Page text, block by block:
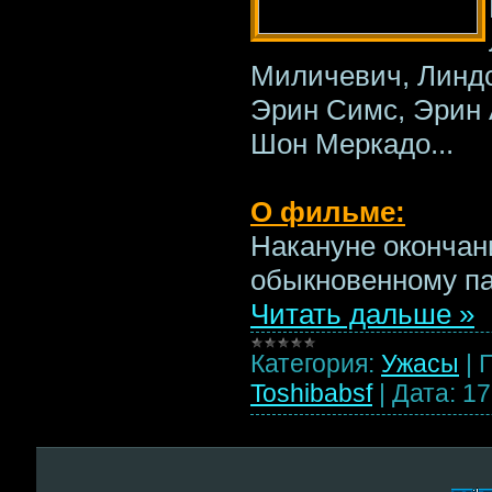
Миличевич,
Эрин Симс, Эрин
Шон Меркадо...
О фильме:
Накануне
обыкновенному
Читать дальше »
Категория: Ужасы |
Toshibabsf | Дата: